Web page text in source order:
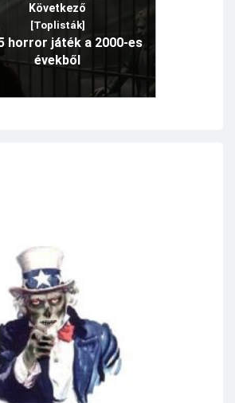
Következő
[Toplisták]
horror játék a 2000-es
évekből